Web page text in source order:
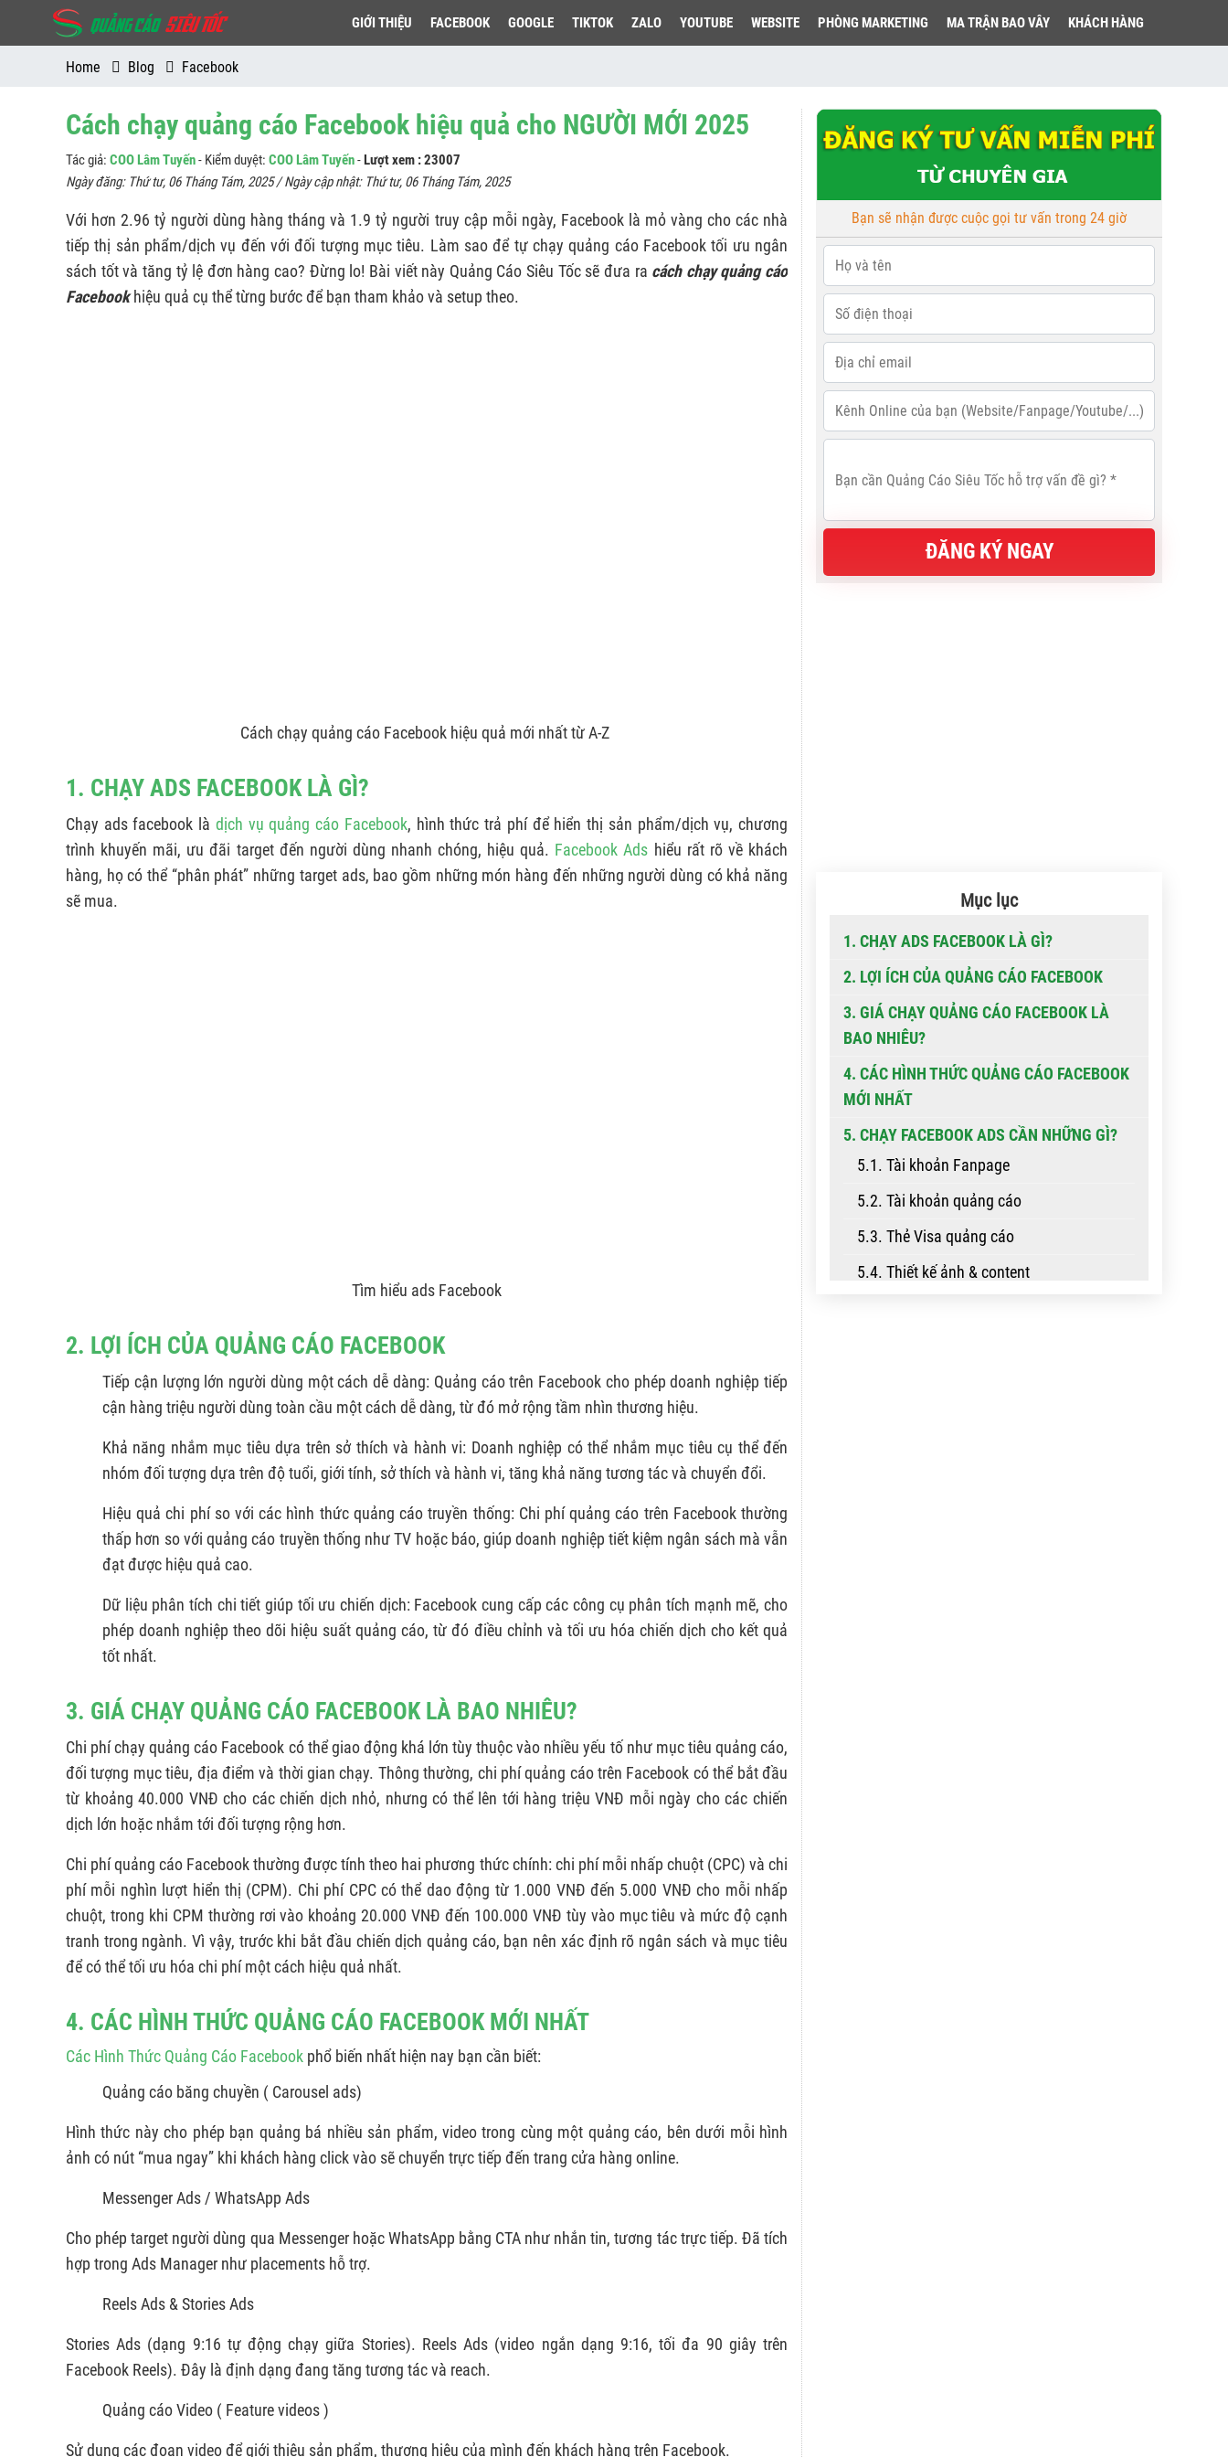
GIỚI THIỆU FACEBOOK GOOGLE TIKTOK ZALO YOUTUBE WEBSITE PHÒNG MARKETING MA TRẬN BAO VÂY KHÁCH HÀNG
Home Blog Facebook
Cách chạy quảng cáo Facebook hiệu quả cho NGƯỜI MỚI 2025
Tác giả: COO Lâm Tuyến- Kiểm duyệt: COO Lâm Tuyến-Lượt xem : 23007
Ngày đăng: Thứ tư, 06 Tháng Tám, 2025/ Ngày cập nhật: Thứ tư, 06 Tháng Tám, 2025
Với hơn 2.96 tỷ người dùng hàng tháng và 1.9 tỷ người truy cập mỗi ngày, Facebook là mỏ vàng cho các nhà
tiếp thị sản phẩm/dịch vụ đến với đối tượng mục tiêu. Làm sao để tự chạy quảng cáo Facebook tối ưu ngân
sách tốt và tăng tỷ lệ đơn hàng cao? Đừng lo! Bài viết này Quảng Cáo Siêu Tốc sẽ đưa ra cách chạy quảng cáo
Facebookhiệu quả cụ thể từng bước để bạn tham khảo và setup theo.
Cách chạy quảng cáo Facebook hiệu quả mới nhất từ A-Z
1. CHẠY ADS FACEBOOK LÀ GÌ?
Chạy ads facebook là dịch vụ quảng cáo Facebook, hình thức trả phí để hiển thị sản phẩm/dịch vụ, chương
trình khuyến mãi, ưu đãi target đến người dùng nhanh chóng, hiệu quả. Facebook Ads hiểu rất rõ về khách
hàng, họ có thể “phân phát” những target ads, bao gồm những món hàng đến những người dùng có khả năng
sẽ mua.
Tìm hiểu ads Facebook
2. LỢI ÍCH CỦA QUẢNG CÁO FACEBOOK
Tiếp cận lượng lớn người dùng một cách dễ dàng: Quảng cáo trên Facebook cho phép doanh nghiệp tiếp
cận hàng triệu người dùng toàn cầu một cách dễ dàng, từ đó mở rộng tầm nhìn thương hiệu.
Khả năng nhắm mục tiêu dựa trên sở thích và hành vi: Doanh nghiệp có thể nhắm mục tiêu cụ thể đến
nhóm đối tượng dựa trên độ tuổi, giới tính, sở thích và hành vi, tăng khả năng tương tác và chuyển đổi.
Hiệu quả chi phí so với các hình thức quảng cáo truyền thống: Chi phí quảng cáo trên Facebook thường
thấp hơn so với quảng cáo truyền thống như TV hoặc báo, giúp doanh nghiệp tiết kiệm ngân sách mà vẫn
đạt được hiệu quả cao.
Dữ liệu phân tích chi tiết giúp tối ưu chiến dịch: Facebook cung cấp các công cụ phân tích mạnh mẽ, cho
phép doanh nghiệp theo dõi hiệu suất quảng cáo, từ đó điều chỉnh và tối ưu hóa chiến dịch cho kết quả
tốt nhất.
3. GIÁ CHẠY QUẢNG CÁO FACEBOOK LÀ BAO NHIÊU?
Chi phí chạy quảng cáo Facebook có thể giao động khá lớn tùy thuộc vào nhiều yếu tố như mục tiêu quảng cáo,
đối tượng mục tiêu, địa điểm và thời gian chạy. Thông thường, chi phí quảng cáo trên Facebook có thể bắt đầu
từ khoảng 40.000 VNĐ cho các chiến dịch nhỏ, nhưng có thể lên tới hàng triệu VNĐ mỗi ngày cho các chiến
dịch lớn hoặc nhắm tới đối tượng rộng hơn.
Chi phí quảng cáo Facebook thường được tính theo hai phương thức chính: chi phí mỗi nhấp chuột (CPC) và chi
phí mỗi nghìn lượt hiển thị (CPM). Chi phí CPC có thể dao động từ 1.000 VNĐ đến 5.000 VNĐ cho mỗi nhấp
chuột, trong khi CPM thường rơi vào khoảng 20.000 VNĐ đến 100.000 VNĐ tùy vào mục tiêu và mức độ cạnh
tranh trong ngành. Vì vậy, trước khi bắt đầu chiến dịch quảng cáo, bạn nên xác định rõ ngân sách và mục tiêu
để có thể tối ưu hóa chi phí một cách hiệu quả nhất.
4. CÁC HÌNH THỨC QUẢNG CÁO FACEBOOK MỚI NHẤT
Các Hình Thức Quảng Cáo Facebook phổ biến nhất hiện nay bạn cần biết:
Quảng cáo băng chuyền ( Carousel ads)
Hình thức này cho phép bạn quảng bá nhiều sản phẩm, video trong cùng một quảng cáo, bên dưới mỗi hình
ảnh có nút “mua ngay” khi khách hàng click vào sẽ chuyển trực tiếp đến trang cửa hàng online.
Messenger Ads / WhatsApp Ads
Cho phép target người dùng qua Messenger hoặc WhatsApp bằng CTA như nhắn tin, tương tác trực tiếp. Đã tích
hợp trong Ads Manager như placements hỗ trợ.
Reels Ads & Stories Ads
Stories Ads (dạng 9:16 tự động chạy giữa Stories). Reels Ads (video ngắn dạng 9:16, tối đa 90 giây trên
Facebook Reels). Đây là định dạng đang tăng tương tác và reach.
Quảng cáo Video ( Feature videos )
Sử dụng các đoạn video để giới thiệu sản phẩm, thương hiệu của mình đến khách hàng trên Facebook.
Bạn sẽ nhận được cuộc gọi tư vấn trong 24 giờ
ĐĂNG KÝ NGAY
Mục lục
1. CHẠY ADS FACEBOOK LÀ GÌ?
2. LỢI ÍCH CỦA QUẢNG CÁO FACEBOOK
3. GIÁ CHẠY QUẢNG CÁO FACEBOOK LÀ
BAO NHIÊU?
4. CÁC HÌNH THỨC QUẢNG CÁO FACEBOOK
MỚI NHẤT
5. CHẠY FACEBOOK ADS CẦN NHỮNG GÌ?
5.1. Tài khoản Fanpage
5.2. Tài khoản quảng cáo
5.3. Thẻ Visa quảng cáo
5.4. Thiết kế ảnh & content